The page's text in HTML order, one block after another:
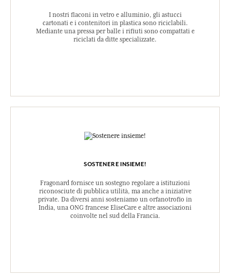
I nostri flaconi in vetro e alluminio, gli astucci
cartonati e i contenitori in plastica sono riciclabili.
Mediante una pressa per balle i rifiuti sono compattati e
riciclati da ditte specializzate.
SOSTENERE INSIEME!
Fragonard fornisce un sostegno regolare a istituzioni
riconosciute di pubblica utilità, ma anche a iniziative
private. Da diversi anni sosteniamo un orfanotrofio in
India, una ONG francese EliseCare e altre associazioni
coinvolte nel sud della Francia.